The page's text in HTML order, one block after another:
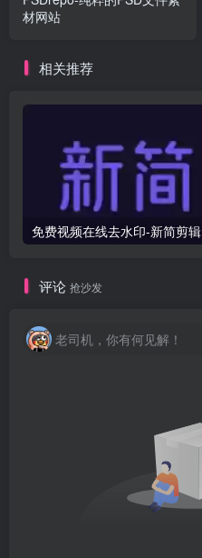
材网站
相关推荐
免费视频在线去水印-新简剪辑
评论 抢沙发
老司机，你有何见解！